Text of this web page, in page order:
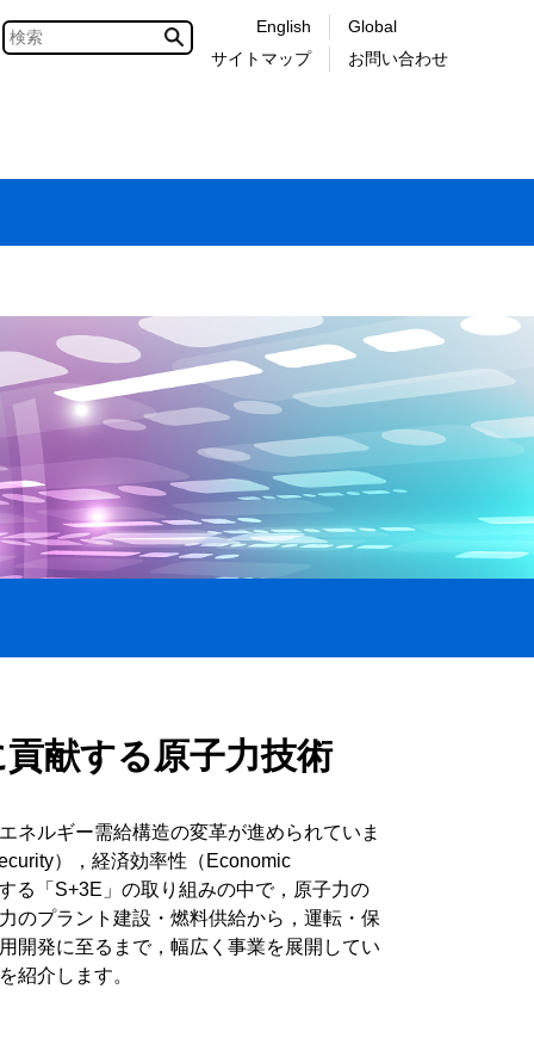
English
サイトマップ
Global
お問い合わせ
献する原子力技術
ネルギー需給構造の変革が進められていま
），経済効率性（Economic
る「S+3E」の取り組みの中で，原子力の
のプラント建設・燃料供給から，運転・保
開発に至るまで，幅広く事業を展開してい
紹介します。